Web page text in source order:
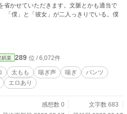
省かせていただきます。文脈とかも適当で
「僕」と「彼女」が二人っきりでいる。僕
娯楽 289 位 / 6,072件
太もも 喘ぎ声 喘ぎ
パンツ
エロあり
感想数 0
文字数 683